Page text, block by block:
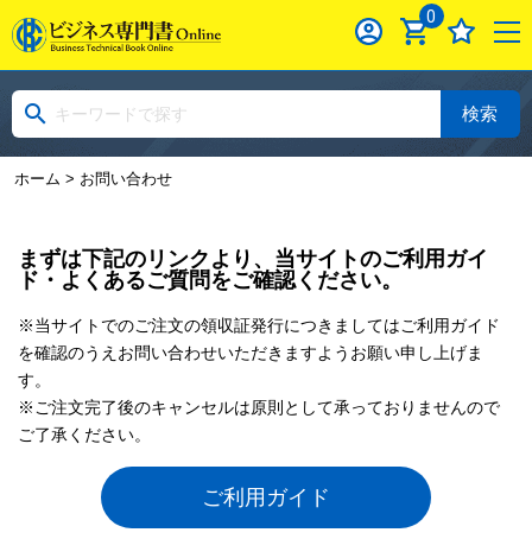
0
検索
ホーム > お問い合わせ
まずは下記のリンクより、当サイトのご利用ガイ
ド・よくあるご質問をご確認ください。
※当サイトでのご注文の領収証発行につきましてはご利用ガイド
を確認のうえお問い合わせいただきますようお願い申し上げま
す。
※ご注文完了後のキャンセルは原則として承っておりませんので
ご了承ください。
ご利用ガイド